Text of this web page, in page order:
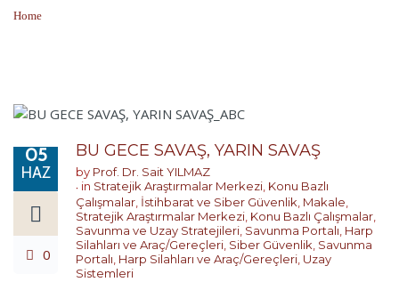
Home
05
HAZ
0
BU GECE SAVAŞ, YARIN SAVAŞ
by Prof. Dr. Sait YILMAZ
in Stratejik Araştırmalar Merkezi, Konu Bazlı
Çalışmalar, İstihbarat ve Siber Güvenlik, Makale,
Stratejik Araştırmalar Merkezi, Konu Bazlı Çalışmalar,
Savunma ve Uzay Stratejileri, Savunma Portalı, Harp
Silahları ve Araç/Gereçleri, Siber Güvenlik, Savunma
Portalı, Harp Silahları ve Araç/Gereçleri, Uzay
Sistemleri